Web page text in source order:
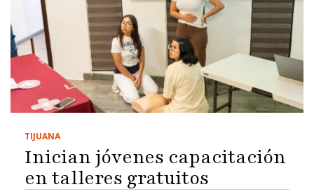
TIJUANA
Inician jóvenes capacitación
en talleres gratuitos